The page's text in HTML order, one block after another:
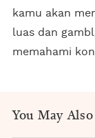
kamu akan
luas dan
memahami
You May